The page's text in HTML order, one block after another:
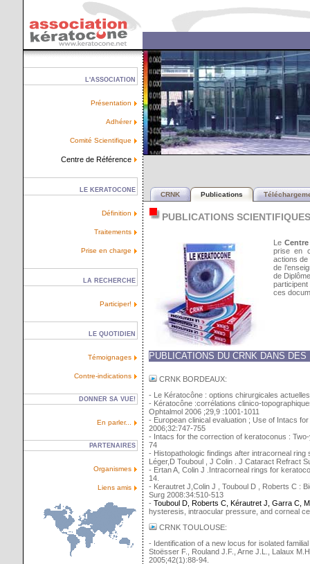
L'ASSOCIATION
Présentation
Adhérer
Comité Scientifique
Centre de Référence
LE KERATOCONE
Définition
Traitements
Prise en charge
LA RECHERCHE
Participer!
LE QUOTIDIEN
Témoignages
Contre-indications
DONNER SA VUE!
En parler...
PARTENAIRES
Organismes
Liens amis
CRNK Publications
PUBLICATIONS
Le
prise en
actions de
de
de
ces
PUBLICATIONS DU CRNK DANS
CRNK BORDEAUX:
- Le Kératocône : options chirurgicales
- Kératocône :corrélations clinico-
Ophtalmol 2006 ;29,9 :1001-1011
- European clinical evaluation ; Use of Intacs
2006;32:747-755
- Intacs for the correction of keratoconus :
74
- Histopathologic findings after intracorneal
Léger,D Touboul , J Colin . J Cataract Refract
- Ertan A, Colin J .Intracorneal rings for
14.
- Kerautret J,Colin J , Touboul D , Roberts C :
Surg 2008:34:510-513
- Touboul D, Roberts C, Kérautret J, Garra C,
hysteresis, intraocular pressure, and corneal
CRNK TOULOUSE:
- Identification of a new locus for isolated
Stoësser F., Rouland J.F., Arne J.L., Lalaux
2005;42(1):88-94.